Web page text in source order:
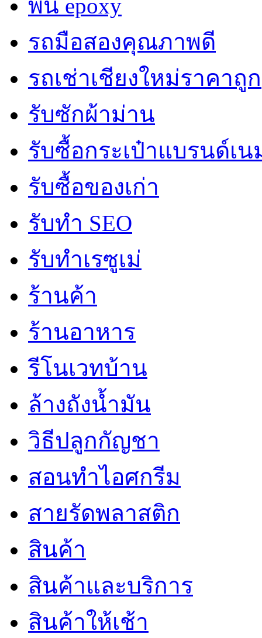
พื้น epoxy
รถมือสองคุณภาพดี
รถเช่าเชียงใหม่ราคาถูก
รับซักผ้าม่าน
รับซื้อกระเป๋าแบรนด์เน
รับซื้อของเก่า
รับทำ SEO
รับทำเรซูเม่
ร้านค้า
ร้านอาหาร
รีโนเวทบ้าน
ล้างถังน้ำมัน
วิธีปลูกกัญชา
สอนทำไอศกรีม
สายรัดพลาสติก
สินค้า
สินค้าและบริการ
สินค้าให้เช้า